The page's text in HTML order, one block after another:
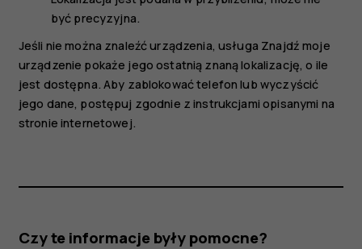
być precyzyjna.
Jeśli nie można znaleźć urządzenia, usługa Znajdź moje
urządzenie pokaże jego ostatnią znaną lokalizację, o ile
jest dostępna. Aby zablokować telefon lub wyczyścić
jego dane, postępuj zgodnie z instrukcjami opisanymi na
stronie internetowej.
Czy te informacje były pomocne?